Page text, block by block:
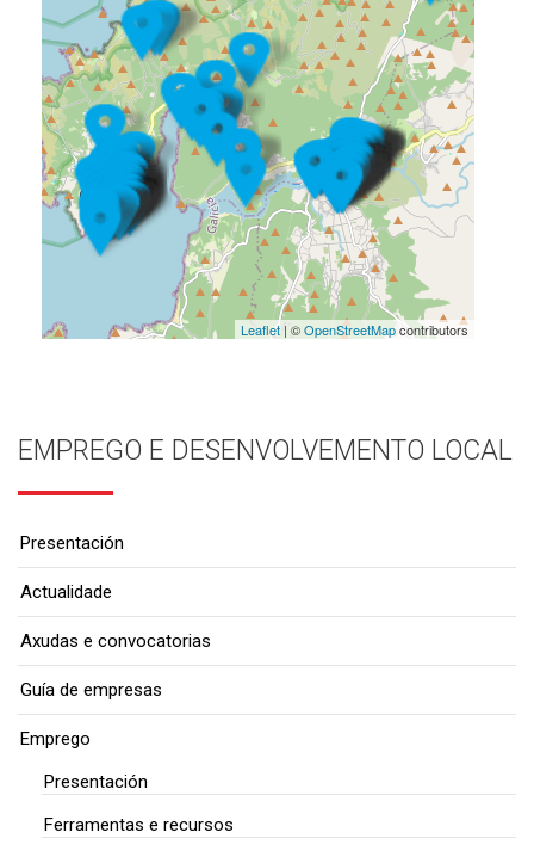
Leaflet| ©OpenStreetMapcontributors
EMPREGO E DESENVOLVEMENTO LOCAL
Presentación
Actualidade
Axudas e convocatorias
Guía de empresas
Emprego
Presentación
Ferramentas e recursos